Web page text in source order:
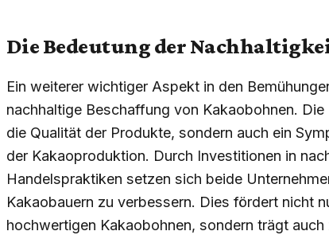
Die Bedeutung der
Ein weiterer wichtiger Aspekt in den
nachhaltige Beschaffung von Kakaobohnen.
die Qualität der Produkte, sondern auch ein
der Kakaoproduktion. Durch Investitionen in
Handelspraktiken setzen sich beide
Kakaobauern zu verbessern. Dies fördert nicht
hochwertigen Kakaobohnen, sondern trägt